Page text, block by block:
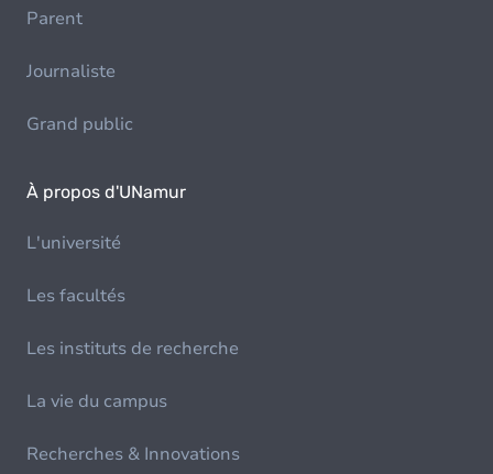
Parent
Journaliste
Grand public
À propos d'UNamur
L'université
Les facultés
Les instituts de recherche
La vie du campus
Recherches & Innovations